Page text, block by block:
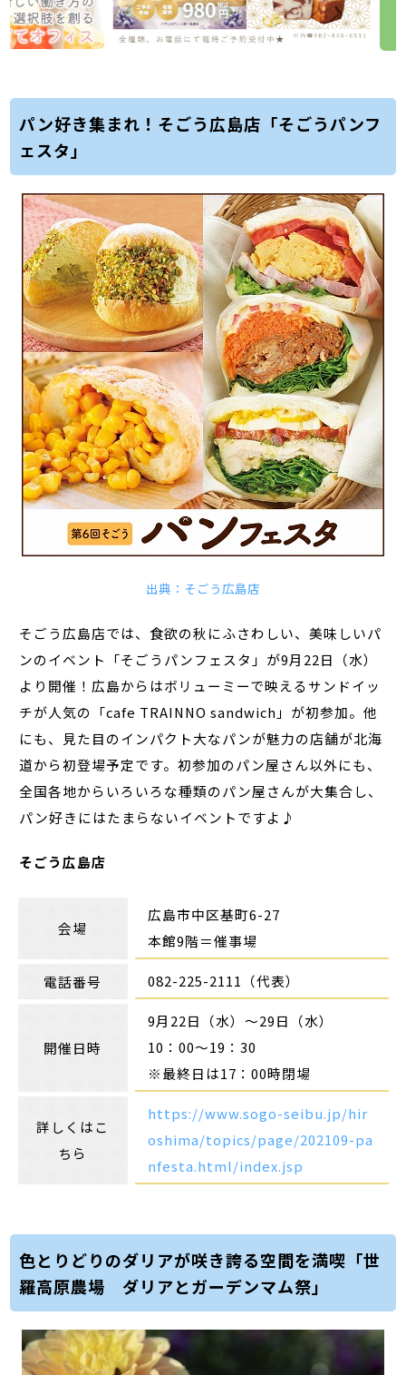
パン好き集まれ！そごう広島店「そごうパンフ
ェスタ」
出典：そごう広島店
そごう広島店では、食欲の秋にふさわしい、美味しいパ
ンのイベント「そごうパンフェスタ」が9月22日（水）
より開催！広島からはボリューミーで映えるサンドイッ
チが人気の「cafe TRAINNO sandwich」が初参加。他
にも、見た目のインパクト大なパンが魅力の店舗が北海
道から初登場予定です。初参加のパン屋さん以外にも、
全国各地からいろいろな種類のパン屋さんが大集合し、
パン好きにはたまらないイベントですよ♪
そごう広島店
会場
広島市中区基町6-27
本館9階＝催事場
電話番号 082-225-2111（代表）
開催日時
9月22日（水）～29日（水）
10：00～19：30
※最終日は17：00時閉場
詳しくはこ
ちら
https://www.sogo-seibu.jp/hir
oshima/topics/page/202109-pa
nfesta.html/index.jsp
色とりどりのダリアが咲き誇る空間を満喫「世
羅高原農場 ダリアとガーデンマム祭」